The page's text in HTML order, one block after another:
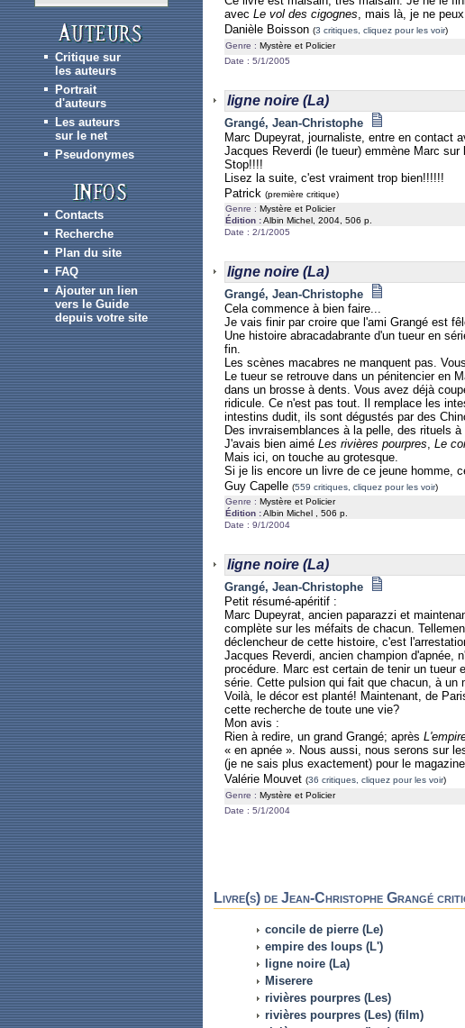
Critique sur
les auteurs
Portrait
d'auteurs
Les auteurs
sur le net
Pseudonymes
Contacts
Recherche
Plan du site
FAQ
Ajouter un lien
vers le Guide
depuis votre site
avec Le vol des cigognes, mais là, je ne
Danièle Boisson (3 critiques, cliquez pour les voir)
Genre : Mystère et Policier
Date : 5/1/2005
ligne noire (La)
Grangé, Jean-Christophe
Marc Dupeyrat, journaliste, entre en contact
Jacques Reverdi (le tueur) emmène Marc
Stop!!!!
Lisez la suite, c'est vraiment trop bien!!!!!!
Patrick (première critique)
Genre : Mystère et Policier
Édition :Albin Michel, 2004, 506 p.
Date : 2/1/2005
ligne noire (La)
Grangé, Jean-Christophe
Cela commence à bien faire...
Je vais finir par croire que l'ami Grangé est
Une histoire abracadabrante d'un tueur en
fin.
Les scènes macabres ne manquent pas.
Le tueur se retrouve dans un pénitencier en
dans un brosse à dents. Vous avez déjà
ridicule. Ce n'est pas tout. Il remplace les
intestins dudit, ils sont dégustés par des
Des invraisemblances à la pelle, des rituels à
J'avais bien aimé Les rivières pourpres, Le
Mais ici, on touche au grotesque.
Si je lis encore un livre de ce jeune homme,
Guy Capelle (559 critiques, cliquez pour les voir)
Genre : Mystère et Policier
Édition :Albin Michel , 506 p.
Date : 9/1/2004
ligne noire (La)
Grangé, Jean-Christophe
Petit résumé-apéritif :
Marc Dupeyrat, ancien paparazzi et
complète sur les méfaits de chacun.
déclencheur de cette histoire, c'est
Jacques Reverdi, ancien champion d'apnée,
procédure. Marc est certain de tenir un tueur
série. Cette pulsion qui fait que chacun, à un
Voilà, le décor est planté! Maintenant, de
cette recherche de toute une vie?
Mon avis :
Rien à redire, un grand Grangé; après
« en apnée ». Nous aussi, nous serons sur
(je ne sais plus exactement) pour le magazine
Valérie Mouvet (36 critiques, cliquez pour les voir)
Genre : Mystère et Policier
Date : 5/1/2004
Livre(s) de Jean-Christophe Grangé
concile de pierre (Le)
empire des loups (L')
ligne noire (La)
Miserere
rivières pourpres (Les)
rivières pourpres (Les) (film)